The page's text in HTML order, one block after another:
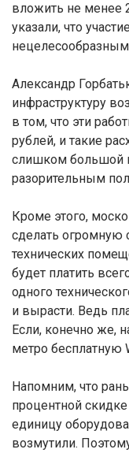
вложить не менее
указали, что
Александр
инфраструктуру
в том, что эти
рублей, и такие
слишком большой
разорительным
Кроме этого,
сделать огромную
технических
будет платить
одного
и вырасти. Ведь
Если, конечно же,
метро бесплатную
Напомним, что
процентной
единицу
возмутили.